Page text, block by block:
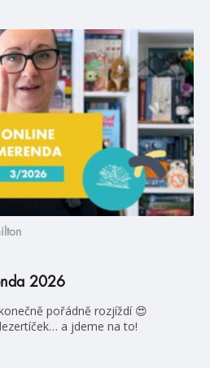
2026
pořádně rozjíždí 😍
a jdeme na to!